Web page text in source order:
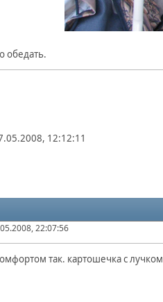
обедать.
12:12:11
22:07:56
так. картошечка с лучком